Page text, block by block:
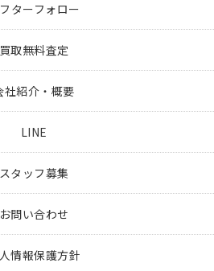
ターフォロー
買取無料査定
社紹介・概要
LINE
スタッフ募集
お問い合わせ
情報保護方針